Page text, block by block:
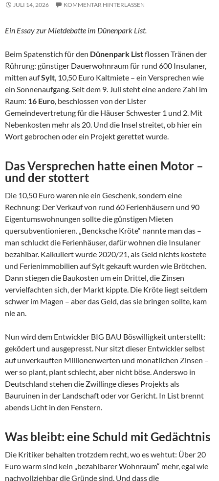
JULI 14, 2026 KOMMENTAR HINTERLASSEN
Ein Essay zur Mietdebatte im Dünenpark List.
Beim Spatenstich für den Dünenpark Listflossen Tränen der
Rührung: günstiger Dauerwohnraum für rund 600 Insulaner,
mitten aufSylt , 10,50 Euro Kaltmiete – ein Versprechen wie
ein Sonnenaufgang. Seit dem 9. Juli steht eine andere Zahl im
Raum: 16 Euro , beschlossen von der Lister
Gemeindevertretung für die Häuser Schwester 1 und 2. Mit
Nebenkosten mehr als 20. Und die Insel streitet, ob hier ein
Wort gebrochen oder ein Projekt gerettet wurde.
Das Versprechen hatte einen Motor –
und der stottert
Die 10,50 Euro waren nie ein Geschenk, sondern eine
Rechnung: Der Verkauf von rund 60 Ferienhäusern und 90
Eigentumswohnungen sollte die günstigen Mieten
quersubventionieren. „Bencksche Kröte“ nannte man das –
man schluckt die Ferienhäuser, dafür wohnen die Insulaner
bezahlbar. Kalkuliert wurde 2020/21, als Geld nichts kostete
und Ferienimmobilien auf Sylt gekauft wurden wie Brötchen.
Dann stiegen die Baukosten um ein Drittel, die Zinsen
vervielfachten sich, der Markt kippte. Die Kröte liegt seitdem
schwer im Magen – aber das Geld, das sie bringen sollte, kam
nie an.
Nun wird dem Entwickler BIG BAU Böswilligkeit unterstellt:
geködert und ausgepresst. Nur sitzt dieser Entwickler selbst
auf unverkauften Millionenwerten und monatlichen Zinsen –
wer so plant, plant schlecht, aber nicht böse. Anderswo in
Deutschland stehen die Zwillinge dieses Projekts als
Bauruinen in der Landschaft oder vor Gericht. In List brennt
abends Licht in den Fenstern.
Was bleibt: eine Schuld mit Gedächtnis
Die Kritiker behalten trotzdem recht, wo es wehtut: Über 20
Euro warm sind kein „bezahlbarer Wohnraum“ mehr, egal wie
nachvollziehbar die Gründe sind. Und dass die